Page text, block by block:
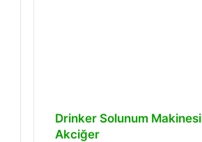
Drinker Solunum
Akciğer